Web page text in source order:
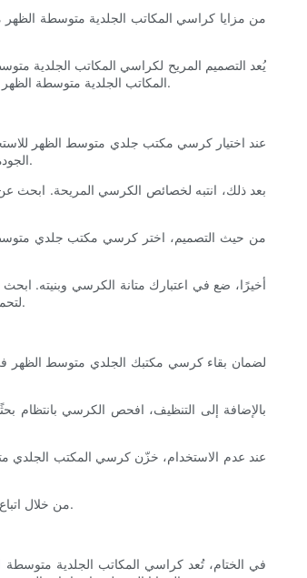
من مزايا كراسي المكاتب الجلدية متوسطة الظهر
يُعد التصميم المريح لكراسي المكاتب الجلدية
المكاتب الجلدية متوسطة الظهر المريحة المديرين التنفيذيين على التركيز والإنتاجية طوال يوم العمل. يوفر المقعد ومسند الظهر المُصممان بشكل هندسي راحةً ودعمًا مثاليين، مما يُحسّن التركيز والكفاءة.
عند اختيار كرسي مكتب جلدي متوسط ​​الظهر
الجودة، فهذه المواد أكثر متانة وراحة من البدائل الأقل جودة. انتبه لسمك الجلد وملمسه، بالإضافة إلى أي ميزات إضافية مثل الثقوب أو النقوش التي تُضفي على الكرسي جمالًا.
بعد ذلك، انتبه لخصائص الكرسي المريحة. ابحث عن
من حيث التصميم، اختر كرسي مكتب جلدي متوسط
أخيرًا، ضع في اعتبارك متانة الكرسي وبنيته.
لتحمله للوزن لضمان ملاءمته للمديرين التنفيذيين من جميع الأحجام. بالإضافة إلى ذلك، تحقق من الضمان وتقييمات العملاء لتقييم جودة الكرسي وعمره الافتراضي قبل الشراء.
لضمان بقاء كرسي مكتبك الجلدي متوسط ​​الظهر في
بالإضافة إلى التنظيف، افحص الكرسي بانتظام
عند عدم الاستخدام، خزّن كرسي المكتب الجلدي
من خلال اتباع نصائح العناية البسيطة هذه، يمكنك الاستمتاع بكرسي مكتبك المصنوع من الجلد ذي الظهر المتوسط ​​لسنوات عديدة قادمة، مع الحفاظ على راحته ومتانته وجاذبيته الجمالية.
في الختام، تُعد كراسي المكاتب الجلدية متوسطة